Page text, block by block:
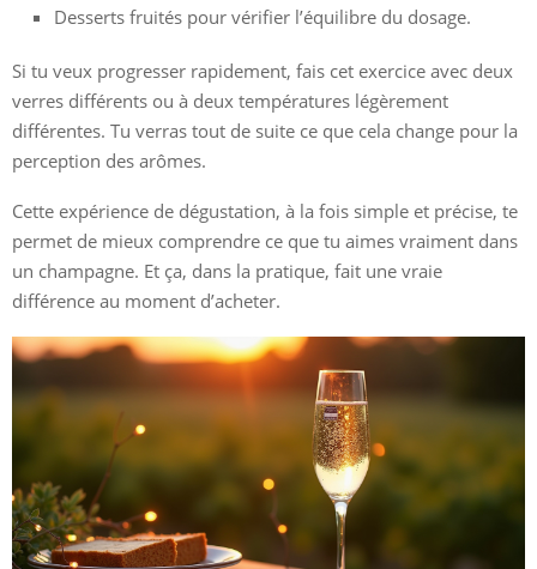
Desserts fruités pour vérifier l’équilibre du dosage.
Si tu veux progresser rapidement, fais cet exercice avec deux
verres différents ou à deux températures légèrement
différentes. Tu verras tout de suite ce que cela change pour la
perception des arômes.
Cette expérience de dégustation, à la fois simple et précise, te
permet de mieux comprendre ce que tu aimes vraiment dans
un champagne. Et ça, dans la pratique, fait une vraie
différence au moment d’acheter.